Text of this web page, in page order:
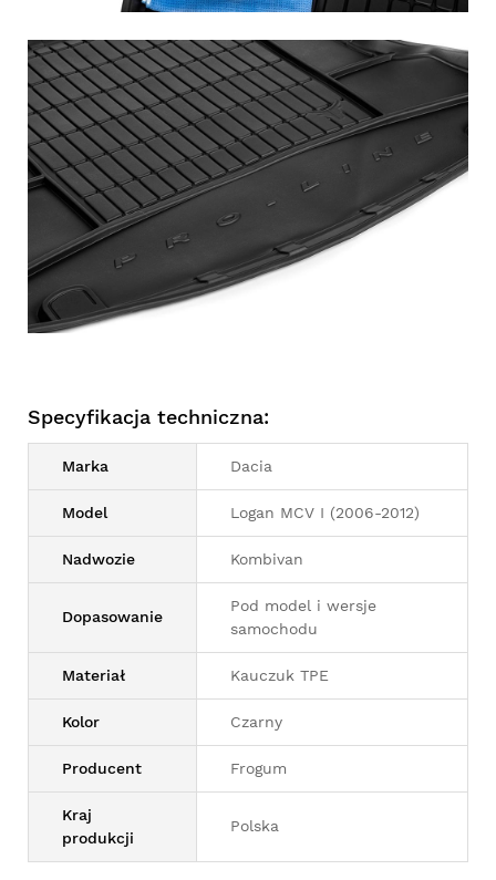
Specyfikacja techniczna:
Marka Dacia
Model Logan MCV I (2006-2012)
Nadwozie Kombivan
Dopasowanie
Pod model i wersje
samochodu
Materiał Kauczuk TPE
Kolor Czarny
Producent Frogum
Kraj
produkcji
Polska